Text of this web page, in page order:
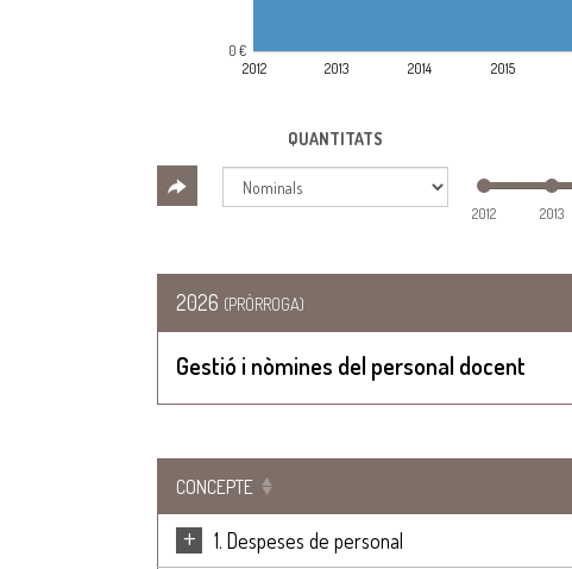
2012 2013 2014 2015
0 €
QUANTITATS
2012 2013
2026 (PRÒRROGA)
Gestió i nòmines del personal docent
CONCEPTE
+ 1. Despeses de personal